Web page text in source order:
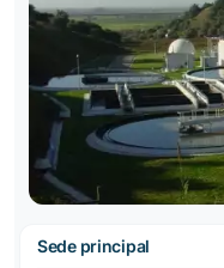
Sede principal